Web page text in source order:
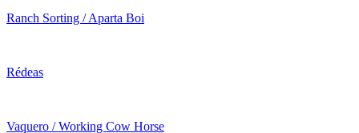
Ranch Sorting / Aparta Boi
Rédeas
Vaquero / Working Cow Horse